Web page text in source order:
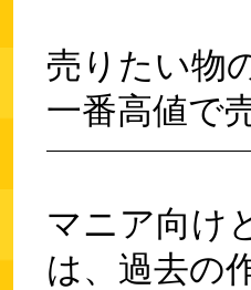
売りたい物
一番高値で
マニア向け
は、過去の